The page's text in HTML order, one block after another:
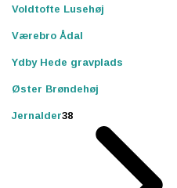
Voldtofte Lusehøj
Værebro Ådal
Ydby Hede gravplads
Øster Brøndehøj
Jernalder38